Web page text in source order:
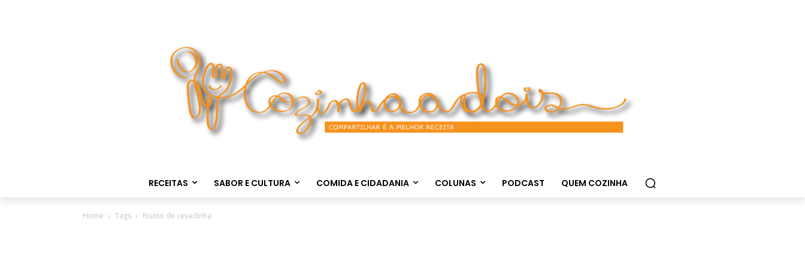
RECEITAS SABOR E CULTURA COMIDA E CIDADANIA COLUNAS PODCAST QUEM COZINHA
Home Tags Risoto de cevadinha